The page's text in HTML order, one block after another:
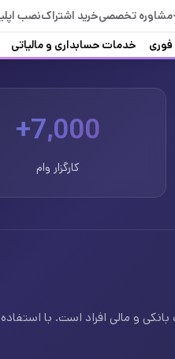
مشاوره تخصصیخرید اشتراکنصب
فوری خدمات حسابداری و مالیاتی
7,000+
کارگزار وام
و مالی افراد است. با